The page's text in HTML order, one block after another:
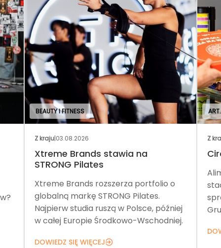
BEAUTY I FITNESS
Z kraju|03.08.2026
Xtreme Brands stawia na
STRONG Pilates
Xtreme Brands rozszerza portfolio o
globalną markę STRONG Pilates.
Najpierw studia ruszą w Polsce, później
w całej Europie Środkowo-Wschodniej.
DOWIEDZ SIĘ WIĘCEJ
Z